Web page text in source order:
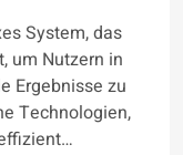
System, das
um Nutzern in
Ergebnisse zu
Technologien,